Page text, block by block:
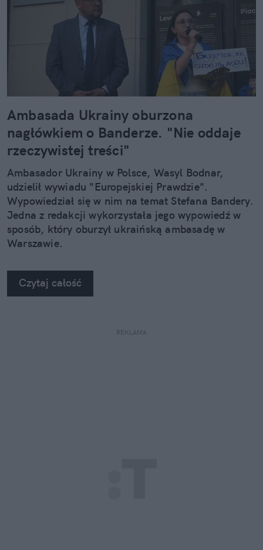
Ambasada Ukrainy oburzona
nagłówkiem o Banderze. "Nie oddaje
rzeczywistej treści"
Ambasador Ukrainy w Polsce, Wasyl Bodnar,
udzielił wywiadu "Europejskiej Prawdzie".
Wypowiedział się w nim na temat Stefana Bandery.
Jedna z redakcji wykorzystała jego wypowiedź w
sposób, który oburzył ukraińską ambasadę w
Warszawie.
Czytaj całość
REKLAMA